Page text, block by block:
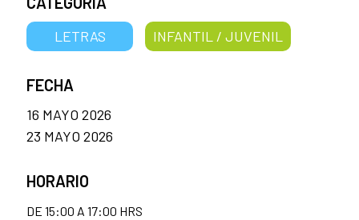
LETRAS INFANTIL / JUVENIL
FECHA
16 MAYO 2026
23 MAYO 2026
HORARIO
DE 15:00 A 17:00 HRS